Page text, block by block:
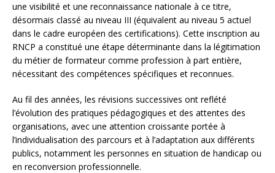
une visibilité et une reconnaissance nationale à ce titre,
désormais classé au niveau III (équivalent au niveau 5 actuel
dans le cadre européen des certifications). Cette inscription au
RNCP a constitué une étape déterminante dans la légitimation
du métier de formateur comme profession à part entière,
nécessitant des compétences spécifiques et reconnues.
Au fil des années, les révisions successives ont reflété
l’évolution des pratiques pédagogiques et des attentes des
organisations, avec une attention croissante portée à
l’individualisation des parcours et à l’adaptation aux différents
publics, notamment les personnes en situation de handicap ou
en reconversion professionnelle.